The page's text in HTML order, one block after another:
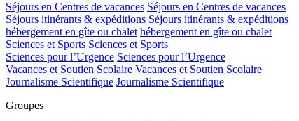
Séjours en Centres de vacances Séjours en Centres de vacances
Séjours itinérants & expéditions Séjours itinérants & expéditions
hébergement en gîte ou chalet hébergement en gîte ou chalet
Sciences et Sports Sciences et Sports
Sciences pour l’Urgence Sciences pour l’Urgence
Vacances et Soutien Scolaire Vacances et Soutien Scolaire
Journalisme Scientifique Journalisme Scientifique
Groupes